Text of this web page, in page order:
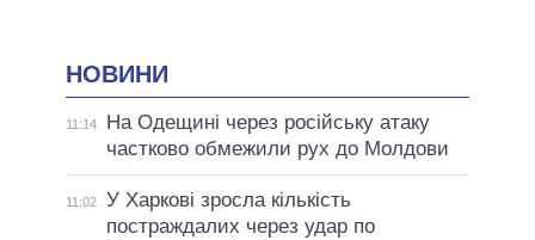
НОВИНИ
11:14
На Одещині через російську атаку
частково обмежили рух до Молдови
11:02
У Харкові зросла кількість
постраждалих через удар по